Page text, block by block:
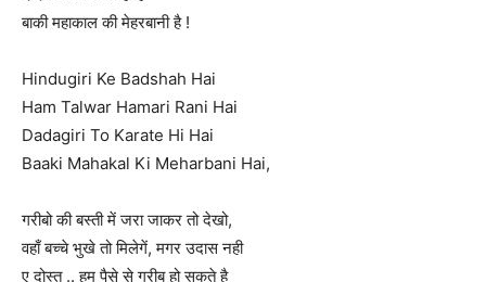
बाकी महाकाल की मेहरबानी है !
Hindugiri Ke Badshah Hai
Ham Talwar Hamari Rani Hai
Dadagiri To Karate Hi Hai
Baaki Mahakal Ki Meharbani Hai,
गरीबो की बस्ती में जरा जाकर तो देखो,
वहाँ बच्चे भुखे तो मिलेगें, मगर उदास नही
ए दोस्त .. हम पैसे से गरीब हो सकते है